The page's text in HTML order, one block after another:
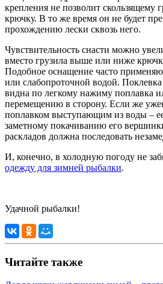
крепления не позволит скользящему
крючку. В то же время он не будет
прохождению лески сквозь него.
Чувствительность снасти можно
вместо грузила выше или ниже
Подобное оснащение часто
или слабопроточной водой. Поклевка
видна по легкому нажиму поплавка
перемещению в сторону. Если же
поплавком выступающим из воды –
заметному покачиванию его
раскладов должна последовать
И, конечно, в холодную погоду не
одежду для зимней рыбалки.
Удачной рыбалки!
Читайте также